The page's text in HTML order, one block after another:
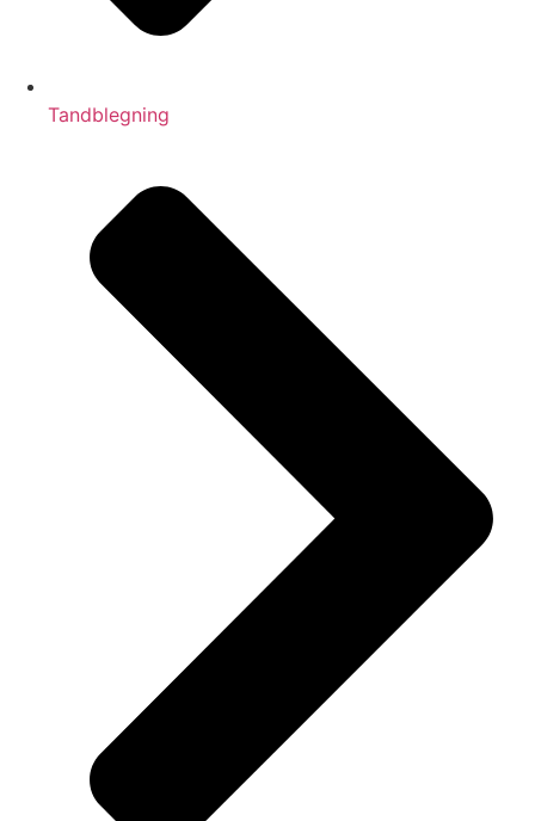
Tandblegning